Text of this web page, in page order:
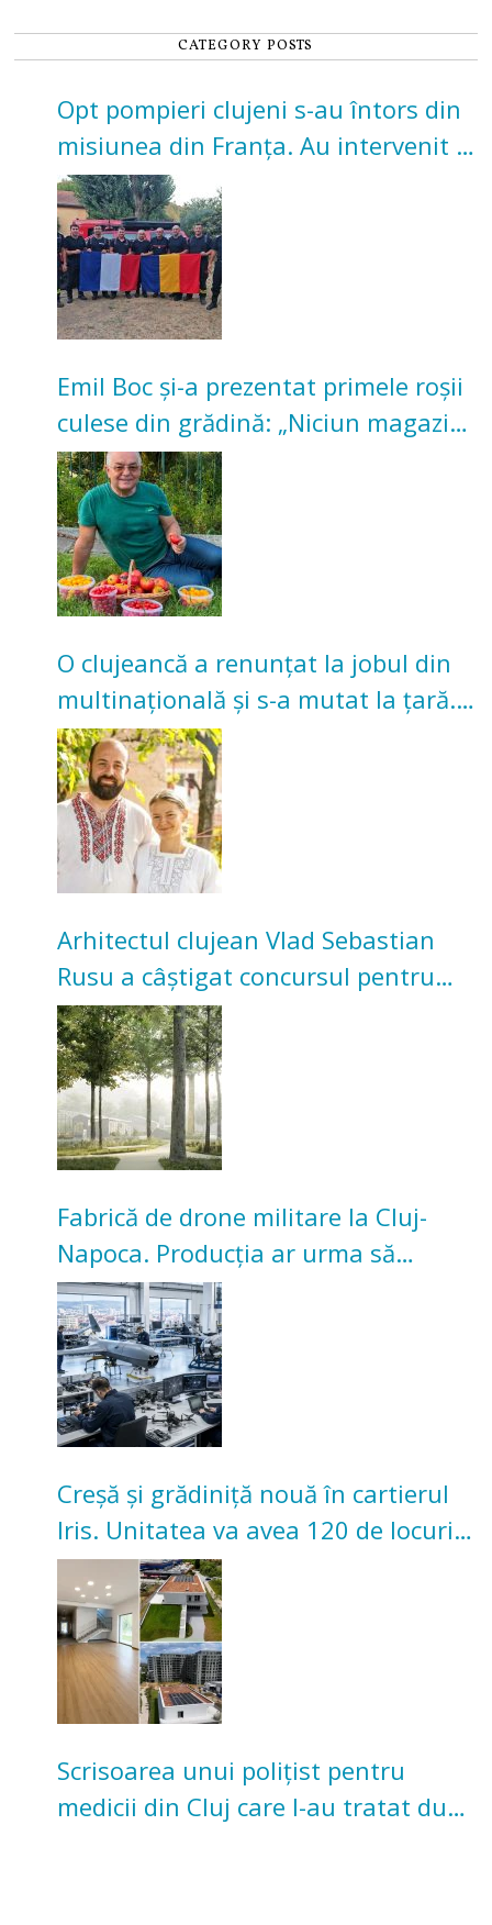
CATEGORY POSTS
Opt pompieri clujeni s-au întors din
misiunea din Franța. Au intervenit la
incendii de vegetație și pădure
Emil Boc și-a prezentat primele roșii
culese din grădină: „Niciun magazin
nu poate oferi această satisfacție”
O clujeancă a renunțat la jobul din
multinațională și s-a mutat la țară.
Acum cultivă legume în grădina
bunicilor
Arhitectul clujean Vlad Sebastian
Rusu a câștigat concursul pentru
transformarea Grădinii Casei
Universitarilor
Fabrică de drone militare la Cluj-
Napoca. Producția ar urma să
înceapă în toamna acestui an
Creșă și grădiniță nouă în cartierul
Iris. Unitatea va avea 120 de locuri
pentru copii
Scrisoarea unui polițist pentru
medicii din Cluj care l-au tratat după